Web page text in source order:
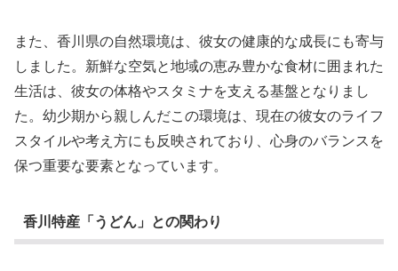
また、香川県の自然環境は、彼女の健康的な成長にも寄与
しました。新鮮な空気と地域の恵み豊かな食材に囲まれた
生活は、彼女の体格やスタミナを支える基盤となりまし
た。幼少期から親しんだこの環境は、現在の彼女のライフ
スタイルや考え方にも反映されており、心身のバランスを
保つ重要な要素となっています。
香川特産「うどん」との関わり